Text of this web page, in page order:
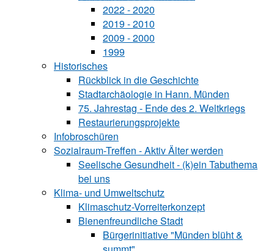
2022 - 2020
2019 - 2010
2009 - 2000
1999
Historisches
Rückblick in die Geschichte
Stadtarchäologie in Hann. Münden
75. Jahrestag - Ende des 2. Weltkriegs
Restaurierungsprojekte
Infobroschüren
Sozialraum-Treffen - Aktiv Älter werden
Seelische Gesundheit - (k)ein Tabuthema
bei uns
Klima- und Umweltschutz
Klimaschutz-Vorreiterkonzept
Bienenfreundliche Stadt
Bürgerinitiative "Münden blüht &